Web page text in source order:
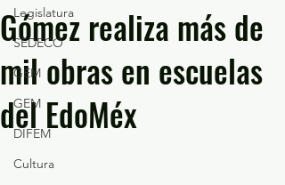
Legislatura
SEDECO
GEM
GEM
DIFEM
Cultura
Gómez realiza más de
mil obras en escuelas
del EdoMéx